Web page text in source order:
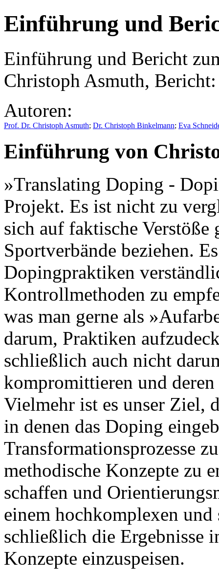
Einführung und
Einführung und Bericht
Christoph Asmuth,
Autoren:
Prof. Dr. Christoph Asmuth; Dr. Christoph Binkelmann; Eva
Einführung von
»Translating Doping -
Projekt. Es ist nicht zu
sich auf faktische Verstöße
Sportverbände beziehen.
Dopingpraktiken
Kontrollmethoden zu
was man gerne als
darum, Praktiken
schließlich auch nicht
kompromittieren und
Vielmehr ist es unser Ziel,
in denen das Doping
Transformationsprozesse
methodische Konzepte zu
schaffen und
einem hochkomplexen
schließlich die Ergebnisse
Konzepte einzuspeisen.